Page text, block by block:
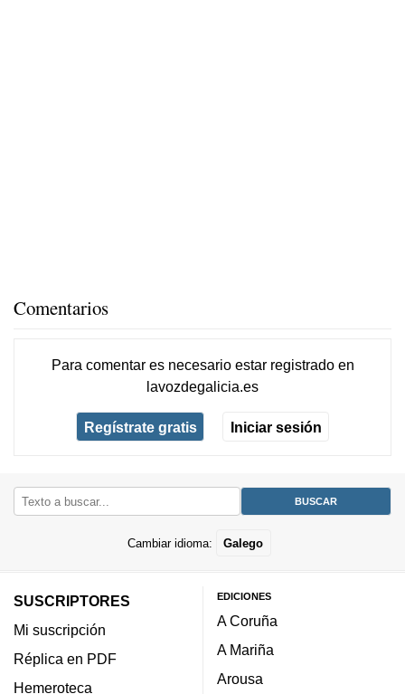
Comentarios
Para comentar es necesario estar registradoen
lavozdegalicia.es
Regístrate gratis Iniciar sesión
Cambiar idioma: Galego
SUSCRIPTORES
Mi suscripción
Réplica en PDF
Hemeroteca
EDICIONES
A Coruña
A Mariña
Arousa